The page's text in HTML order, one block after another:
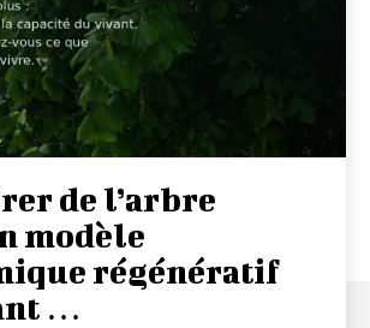
de l’arbre
modèle
régénératif
…